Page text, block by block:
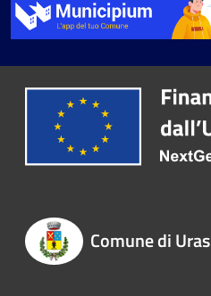
Comune di Uras